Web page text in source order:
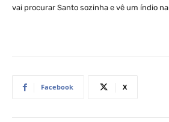
vai procurar Santo sozinha e vê um índio
Facebook X